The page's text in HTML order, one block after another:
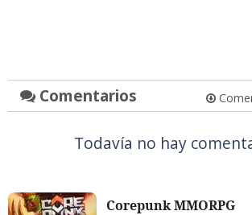
Comentarios
Todavía no hay
Corepunk MMORPG